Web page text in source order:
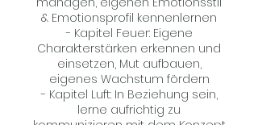
& Emotionsprofil kennenlernen
- Kapitel Feuer: Eigene
Charakterstärken erkennen und
einsetzen, Mut aufbauen,
eigenes Wachstum fördern
- Kapitel Luft: In Beziehung sein,
lerne aufrichtig zu